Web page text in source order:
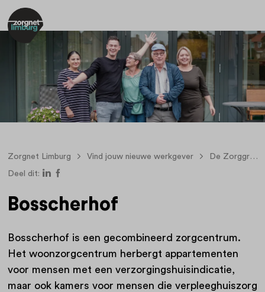
Zorgnet Limburg Vind jouw nieuwe werkgever De Zorggroep
Deel dit:
Bosscherhof
Bosscherhof is een gecombineerd zorgcentrum.
Het woonzorgcentrum herbergt appartementen
voor mensen met een verzorgingshuisindicatie,
maar ook kamers voor mensen die verpleeghuiszorg